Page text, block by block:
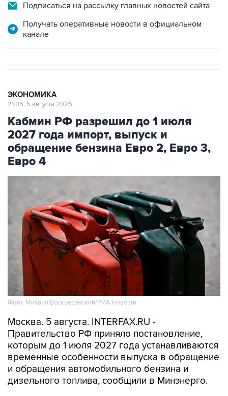
Подписаться на рассылку главных новостей сайта
Получать оперативные новости в официальном
канале
ЭКОНОМИКА
21:05, 5 августа 2026
Кабмин РФ разрешил до 1 июля
2027 года импорт, выпуск и
обращение бензина Евро 2, Евро 3,
Евро 4
Фото: Михаил Воскресенский/РИА Новости
Москва. 5 августа. INTERFAX.RU -
Правительство РФ приняло постановление,
которым до 1 июля 2027 года устанавливаются
временные особенности выпуска в обращение
и обращения автомобильного бензина и
дизельного топлива, сообщили в Минэнерго.